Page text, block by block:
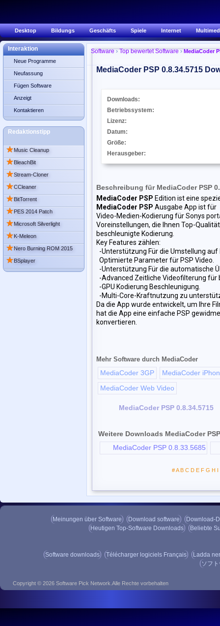
Desktop Bildungs Geschäfts Spiele Internet
Software ›Top bewertet Software ›MediaCoder
MediaCoder PSP 0.8.34.5715
Downloads:
Betriebssystem:
Lizenz:
Datum:
Größe:
Herausgeber:
Beschreibung für MediaCoder PSP
MediaCoder PSP Edition ist eine
MediaCoder PSP Ausgabe App ist für
Video-Medien-Kodierung für Sonys
Voreinstellungen, die Ihnen Top-
beschleunigte Kodierung.
Key Features zählen:
-Unterstützung Für die Umstellung auf
Optimierte Parameter für PSP Video.
-Unterstützung Für die automatische
-Advanced Zeitliche Videofilterung für
-GPU Kodierung Beschleunigung.
-Multi-Core-Kraftnutzung zu
Da die App wurde entwickelt, um Ihre
hat die App eine einfache PSP
konvertieren.
Mehr Software durch MediaCoder
MediaCoder 3GP
MediaCoder
MediaCoder Web Video
MediaCoder PSP 0.8.34.5715
Weitere Downloads MediaCoder
MediaCoder PSP 0.8.33.5685
#A B C D E F G H I
Interaktion
Neue Programme
Neufassung
Fügen Software
Anzeigt
Kontaktieren
Redaktionstipp
★Music Cleanup
★BleachBit
★Stream-Cloner
★CCleaner
★BitTorrent
★PES 2014 Patch
★Microsoft Silverlight
★K-Meleon
★Nero Burning ROM 2015
★BSplayer
Meinungen über Software Download software
Download-
Heutigen Top-Software Downloads
Beliebte
Software downloads Télécharger logiciels Français
Ladda
ソフ
Copyright © 2026 Software Pick Network.Alle Rechte vorbehalten